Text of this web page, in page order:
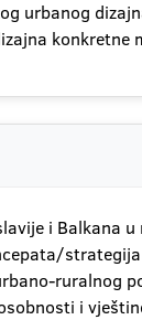
urbanog
konkretne
i Balkana
ruralnog
i